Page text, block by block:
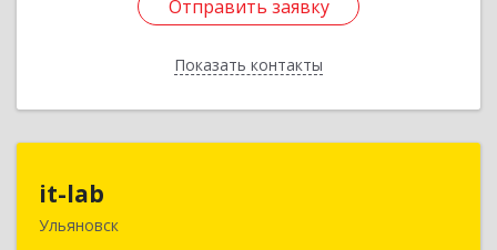
Отправить заявку
Показать контакты
Отправить заявку
Назад
it-lab
Ульяновск
432011, Ульяновская обл, Ульяновск г, Орлова